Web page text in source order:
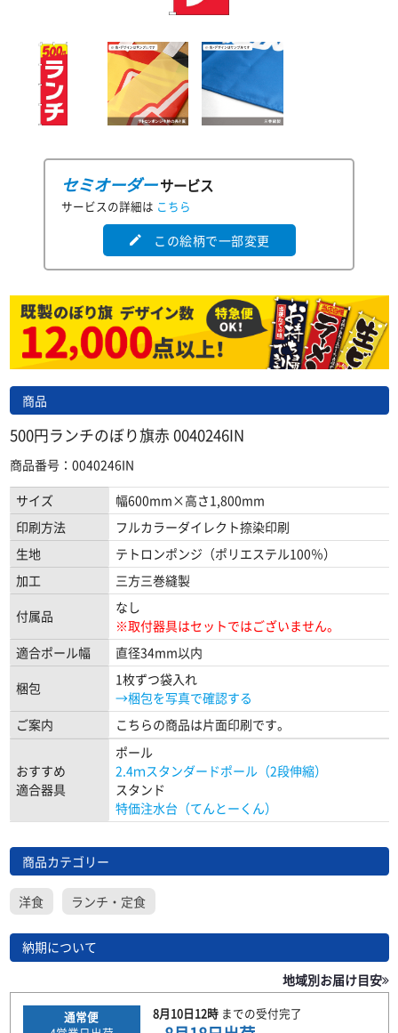
セミオーダーサービス
サービスの詳細は こちら
edit この絵柄で一部変更
商品
500円ランチのぼり旗赤 0040246IN
商品番号：0040246IN
サイズ
幅600mm×高さ1,800mm
印刷方法
フルカラーダイレクト捺染印刷
生地
テトロンポンジ（ポリエステル100％）
加工
三方三巻縫製
付属品
なし
※取付器具はセットではございません。
適合ポール幅
直径34mm以内
梱包
1枚ずつ袋入れ
→梱包を写真で確認する
ご案内
こちらの商品は片面印刷です。
おすすめ
適合器具
ポール
2.4ｍスタンダードポール（2段伸縮）
スタンド
特価注水台（てんとーくん）
商品カテゴリー
洋食 ランチ・定食
納期について
地域別お届け目安
通常便
8月10日12時までの受付完了